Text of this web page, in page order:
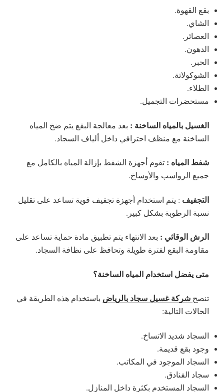
بقع القهوة.
الشاي.
العصائر.
الدهون.
الحبر.
الشوكولاتة.
الطلاء.
مستحضرات التجميل.
الغسيل بالمياه الساخنة : بعد معالجة البقع يتم ضخ المياه
الساخنة مع منظف احترافي داخل ألياف السجاد.
شفط المياه : تقوم أجهزة الشفط بإزالة المياه بالكامل مع
جميع الرواسب والأوساخ.
التجفيف : يتم استخدام أجهزة تجفيف قوية تساعد على تقليل
نسبة الرطوبة بشكل كبير.
الرش الوقائي : بعد الانتهاء يتم تطبيق مادة حماية تساعد على
مقاومة البقع لفترة طويلة وتحافظ على نظافة السجاد.
متى يفضل استخدام المياه الساخنة؟
تنصح شركة غسيل سجاد بالرياض باستخدام هذه الطريقة في
الحالات التالية:
السجاد شديد الاتساخ.
وجود بقع قديمة.
السجاد الموجود في المكاتب.
سجاد الفنادق.
السجاد المستخدم بكثرة داخل المنازل.